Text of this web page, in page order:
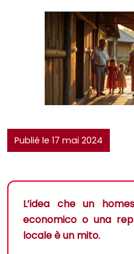
Publié le 17 mai 2024
L’idea che un
economico o una
locale è un mito.